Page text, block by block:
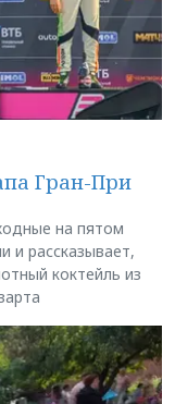
Гран-При
на пятом
и рассказывает,
коктейль из